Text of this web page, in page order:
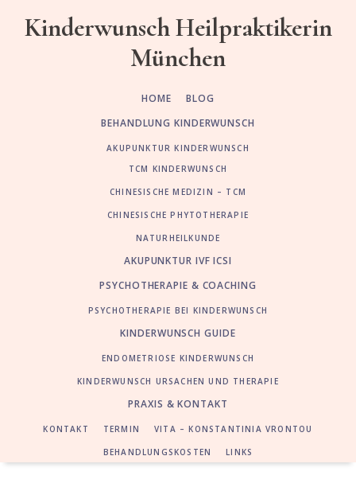
Fußzeile
Kinderwunsch Heilpraktikerin
München
HOME
BLOG
BEHANDLUNG KINDERWUNSCH
AKUPUNKTUR KINDERWUNSCH
TCM KINDERWUNSCH
CHINESISCHE MEDIZIN – TCM
CHINESISCHE PHYTOTHERAPIE
NATURHEILKUNDE
AKUPUNKTUR IVF ICSI
PSYCHOTHERAPIE & COACHING
PSYCHOTHERAPIE BEI KINDERWUNSCH
KINDERWUNSCH GUIDE
ENDOMETRIOSE KINDERWUNSCH
KINDERWUNSCH URSACHEN UND THERAPIE
PRAXIS & KONTAKT
KONTAKT TERMIN VITA – KONSTANTINIA VRONTOU
BEHANDLUNGSKOSTEN LINKS